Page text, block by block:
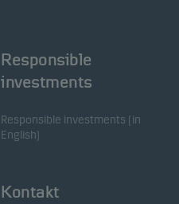
Responsible
investments
Responsible investments (in
English)
Kontakt